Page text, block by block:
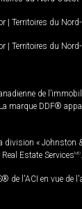
| Territoires du
| Territoires du
de
marque DDF®
division « Johnston
Estate ServicesMD
l'ACI en vue de